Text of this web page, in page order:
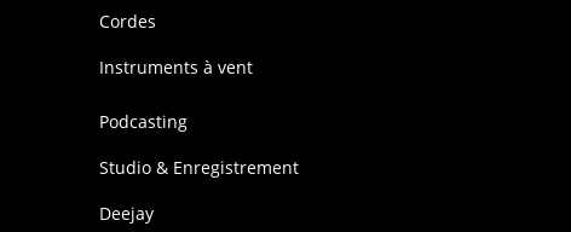
Cordes
Instruments à vent
Podcasting
Studio & Enregistrement
Deejay